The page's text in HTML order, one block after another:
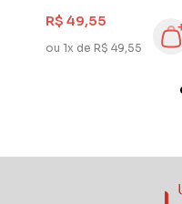
Intenso
R$ 49,55
ou 1x de R$ 49,55